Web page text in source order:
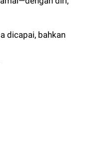
dicapai, bahkan